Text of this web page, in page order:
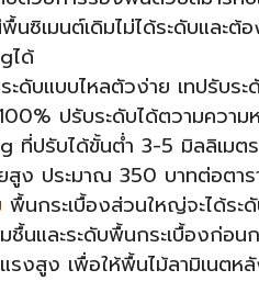
ซิเมนต์เดิมไม่ได้ระดับและต้
ได้
ดับแบบไหลตัวง่าย เทปรับร
ปรับระดับได้ตวามความ
ที่ปรับได้ขั้นต่ำ 3-5 มิลลิเม
ง ประมาณ 350 บาทต่อตาร
พื้นกระเบื้องส่วนใหญ่จะได้ระ
นและระดับพื้นกระเบื้องก่อ
งสูง เพื่อให้พื้นไม้ลามิเนต